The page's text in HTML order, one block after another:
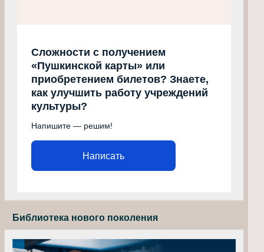
Сложности с получением
«Пушкинской карты» или
приобретением билетов? Знаете,
как улучшить работу учреждений
культуры?
Напишите — решим!
Написать
Библиотека нового поколения